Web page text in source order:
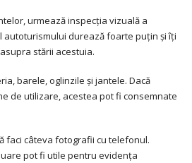
urmează inspecția vizuală a
autoturismului durează foarte puțin și îți
stării acestuia.
barele, oglinzile și jantele. Dacă
de utilizare, acestea pot fi consemnate
faci câteva fotografii cu telefonul.
pot fi utile pentru evidența